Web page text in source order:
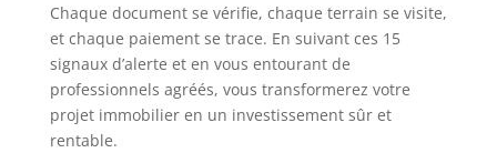
Chaque document se vérifie, chaque terrain se visite,
et chaque paiement se trace. En suivant ces 15
signaux d’alerte et en vous entourant de
professionnels agréés, vous transformerez votre
projet immobilier en un investissement sûr et
rentable.